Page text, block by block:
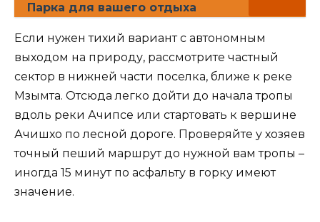
Парка для вашего отдыха
Если нужен тихий вариант с автономным
выходом на природу, рассмотрите частный
сектор в нижней части поселка, ближе к реке
Мзымта. Отсюда легко дойти до начала тропы
вдоль реки Ачипсе или стартовать к вершине
Ачишхо по лесной дороге. Проверяйте у хозяев
точный пеший маршрут до нужной вам тропы –
иногда 15 минут по асфальту в горку имеют
значение.